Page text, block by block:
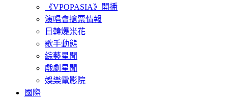
《VPOPASIA》開播
演唱會搶票情報
日韓爆米花
歌手動態
綜藝星聞
戲劇星聞
娛樂電影院
國際